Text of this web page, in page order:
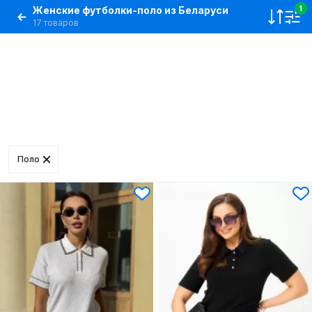
Женские футболки-поло из Беларуси
17 товаров
1
Поло